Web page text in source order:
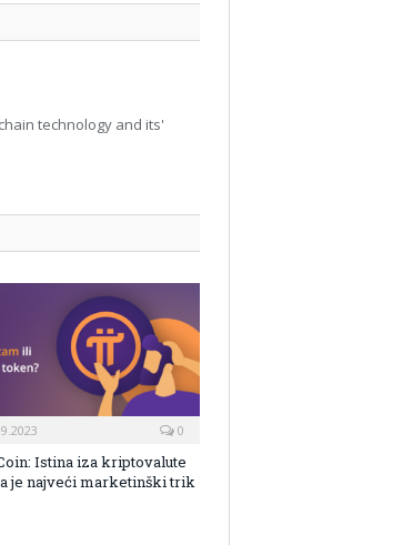
technology and its'
0
Istina iza kriptovalute
je najveći marketinški trik